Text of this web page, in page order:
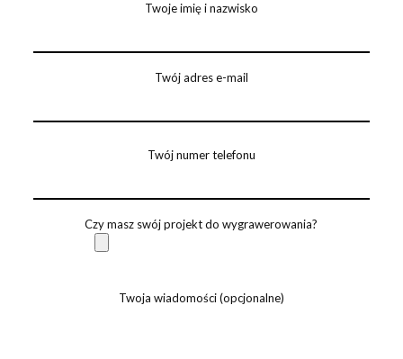
Twoje imię i nazwisko
Twój adres e-mail
Twój numer telefonu
Czy masz swój projekt do wygrawerowania?
Twoja wiadomości (opcjonalne)